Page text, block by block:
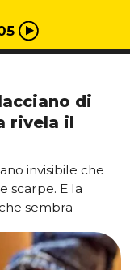
di
rivela il
invisibile che
scarpe. E la
sembra